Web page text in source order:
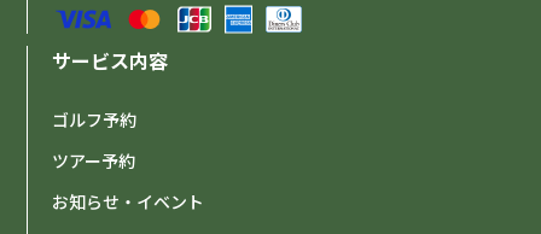
サービス内容
ゴルフ予約
ツアー予約
お知らせ・イベント